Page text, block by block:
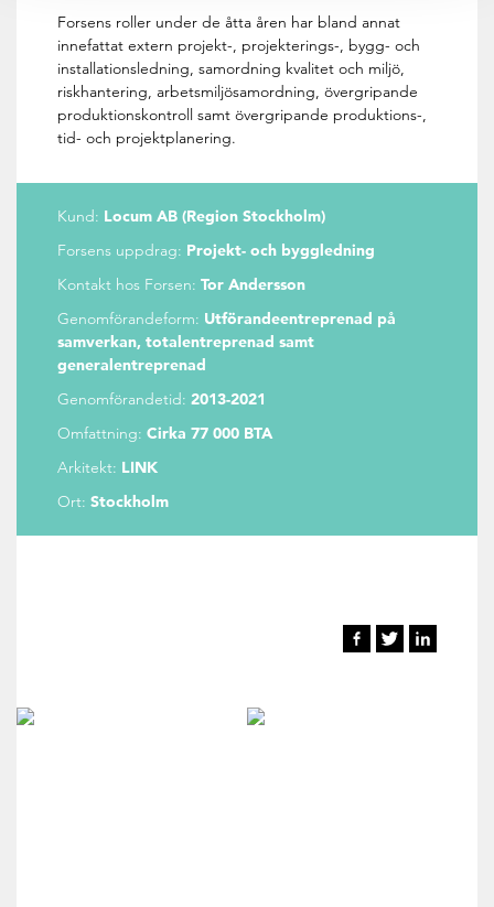
Forsens roller under de åtta åren har bland annat
innefattat extern projekt-, projekterings-, bygg- och
installationsledning, samordning kvalitet och miljö,
riskhantering, arbetsmiljösamordning, övergripande
produktionskontroll samt övergripande produktions-,
tid- och projektplanering.
Kund: Locum AB (Region Stockholm)
Forsens uppdrag: Projekt- och byggledning
Kontakt hos Forsen: Tor Andersson
Genomförandeform: Utförandeentreprenad på
samverkan, totalentreprenad samt
generalentreprenad
Genomförandetid: 2013-2021
Omfattning: Cirka 77 000 BTA
Arkitekt: LINK
Ort: Stockholm